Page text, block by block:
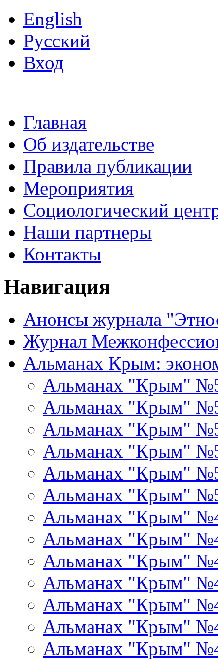
English
Русский
Вход
Главная
Об издательстве
Правила публикации
Мероприятия
Социологический
Наши партнеры
Контакты
Навигация
Анонсы журнала
Журнал
Альманах Крым:
Альманах "Крым"
Альманах "Крым"
Альманах "Крым"
Альманах "Крым"
Альманах "Крым"
Альманах "Крым"
Альманах "Крым"
Альманах "Крым"
Альманах "Крым"
Альманах "Крым"
Альманах "Крым"
Альманах "Крым"
Альманах "Крым"